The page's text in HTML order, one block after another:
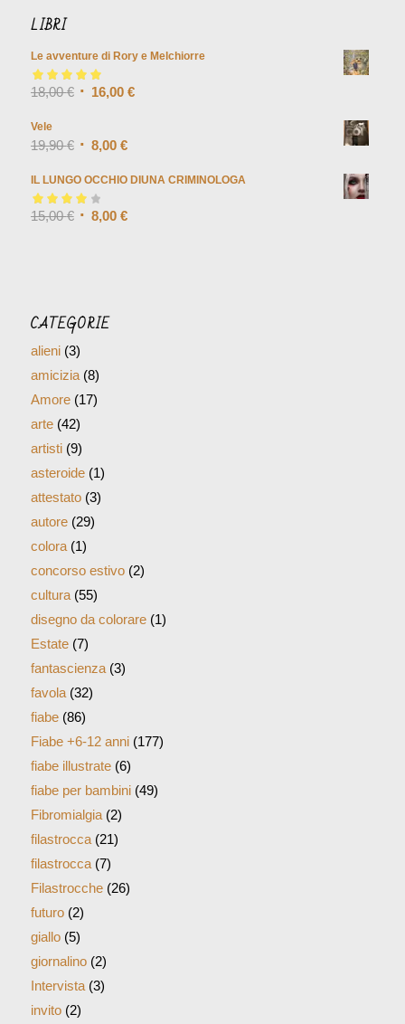
LIBRI
Le avventure di Rory e Melchiorre
Valutato5.00
su
18,00€ 16,00 €
Vele
19,90€ 8,00 €
IL LUNGO OCCHIO DIUNA CRIMINOLOGA
Valutato4.00
15,00€ 8,00 €
CATEGORIE
alieni(3)
amicizia(8)
Amore(17)
arte(42)
artisti(9)
asteroide(1)
attestato(3)
autore(29)
colora(1)
concorso estivo(2)
cultura(55)
disegno da colorare(1)
Estate(7)
fantascienza(3)
favola(32)
fiabe(86)
Fiabe +6-12 anni(177)
fiabe illustrate(6)
fiabe per bambini(49)
Fibromialgia(2)
filastrocca(21)
filastrocca(7)
Filastrocche(26)
futuro(2)
giallo(5)
giornalino(2)
Intervista(3)
invito(2)